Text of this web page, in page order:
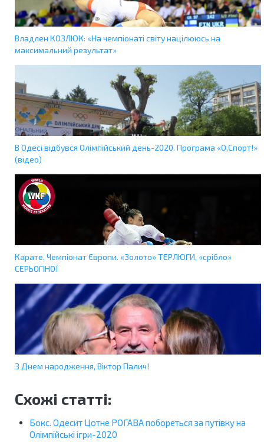
Владлен КОЗЛЮК: «На чемпіонаті світу націлююсь на
максимальний результат»
В Одесі відбувся Олімпійський день-2020. Програма «О,Спорт!»
(відео)
Карате. Чемпіонат Європи. «Золото» ТЕРЛЮГИ, «срібло»
СЕРЬОГІНОЇ
З Днем народження, Віктор Палич!
Схожі статті:
Бокс. Одесит Цотне РОГАВА побореться за путівку на
Олімпійські ігри-2020